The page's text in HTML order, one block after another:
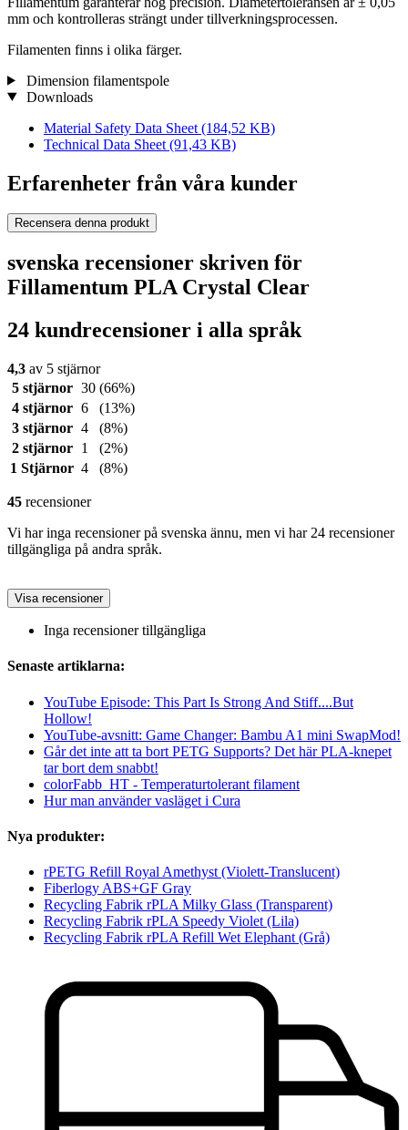
mm och kontrolleras strängt under tillverkningsprocessen.
Filamenten finns i olika färger.
Dimension filamentspole
Downloads
Material Safety Data Sheet (184,52 KB)
Technical Data Sheet (91,43 KB)
Erfarenheter från våra kunder
Recensera denna produkt
svenska recensioner skriven för
Fillamentum PLA Crystal Clear
24 kundrecensioner i alla språk
4,3 av 5 stjärnor
5 stjärnor 30 (66%)
4 stjärnor 6
(13%)
3 stjärnor 4
(8%)
2 stjärnor
1
(2%)
1 Stjärnor 4 (8%)
45 recensioner
Vi har inga recensioner på svenska ännu, men vi har 24 recensioner
tillgängliga på andra språk.
Visa recensioner
Inga recensioner tillgängliga
Senaste artiklarna:
YouTube Episode: This Part Is Strong And Stiff....But
Hollow!
YouTube-avsnitt: Game Changer: Bambu A1 mini SwapMod!
Går det inte att ta bort PETG Supports? Det här PLA-knepet
tar bort dem snabbt!
colorFabb_HT - Temperaturtolerant filament
Hur man använder vasläget i Cura
Nya produkter:
rPETG Refill Royal Amethyst (Violett-Translucent)
Fiberlogy ABS+GF Gray
Recycling Fabrik rPLA Milky Glass (Transparent)
Recycling Fabrik rPLA Speedy Violet (Lila)
Recycling Fabrik rPLA Refill Wet Elephant (Grå)